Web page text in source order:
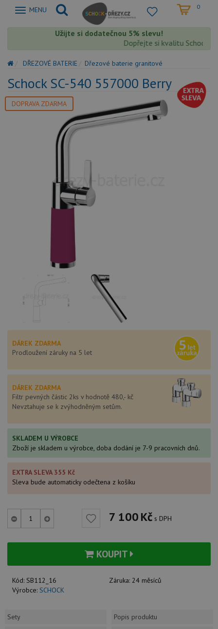
Zobrazit
MENU 0
Užijte si dodatečnou 5% slevu!
Dopřejte si kvalitu Schock s
DŘEZOVÉ BATERIE Dřezové baterie granitové
Schock SC-540 557000 Berry
DOPRAVA ZDARMA
DÁREK ZDARMA
Prodloužení záruky na 5 let
DÁREK ZDARMA
Filtr pevných částic 2ks v hodnotě 480,- kč
Nevztahuje se k zvýhodněným setům.
SKLADEM U VÝROBCE
Zboží je skladem u výrobce, doba dodání je 7-9 pracovních dnů.
EXTRA SLEVA 355 Kč
Sleva bude automaticky odečtena z košíku
7 100Kč s DPH
KOUPIT
Kód: SB112_16 Záruka: 24 měsíců
Výrobce: SCHOCK
Sety
Popis produktu